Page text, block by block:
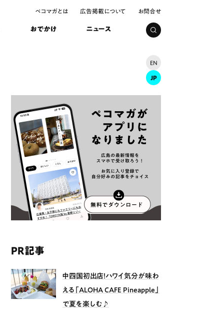
ペコマガとは 広告掲載について お問合せ
おでかけ ニュース
EN
JP
PR記事
中四国初出店！ハワイ気分が味わ
える「ALOHA CAFE Pineapple」
で夏を楽しむ♪